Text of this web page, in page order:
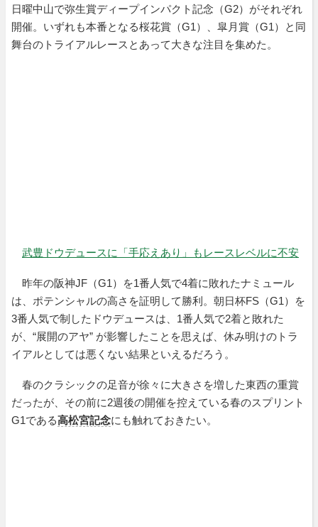
日曜中山で弥生賞ディープインパクト記念（G2）がそれぞれ
開催。いずれも本番となる桜花賞（G1）、皐月賞（G1）と同
舞台のトライアルレースとあって大きな注目を集めた。
武豊ドウデュースに「手応えあり」もレースレベルに不安
昨年の阪神JF（G1）を1番人気で4着に敗れたナミュール
は、ポテンシャルの高さを証明して勝利。朝日杯FS（G1）を
3番人気で制したドウデュースは、1番人気で2着と敗れた
が、“展開のアヤ” が影響したことを思えば、休み明けのトラ
イアルとしては悪くない結果といえるだろう。
春のクラシックの足音が徐々に大きさを増した東西の重賞
だったが、その前に2週後の開催を控えている春のスプリント
G1である高松宮記念にも触れておきたい。